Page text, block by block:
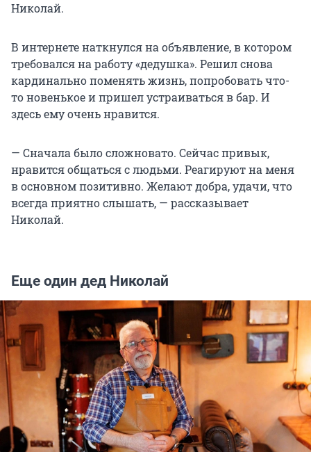
Николай.
В интернете наткнулся на объявление, в котором
требовался на работу «дедушка». Решил снова
кардинально поменять жизнь, попробовать что-
то новенькое и пришел устраиваться в бар. И
здесь ему очень нравится.
— Сначала было сложновато. Сейчас привык,
нравится общаться с людьми. Реагируют на меня
в основном позитивно. Желают добра, удачи, что
всегда приятно слышать, — рассказывает
Николай.
Еще один дед Николай